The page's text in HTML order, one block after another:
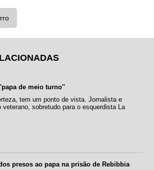
de meio turno''
tem um ponto de vista. Jornalista e
veterano, sobretudo para o esquerdista La
presos ao papa na prisão de Rebibbia